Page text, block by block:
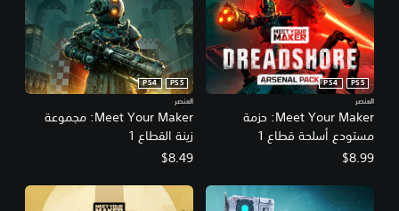
Meet Your Maker: حزمة
مستودع أسلحة قطاع 1
PS5
PS4
العنصر
$8.99
Meet Your Maker: مجموعة
زينة القطاع 1
PS5
PS4
العنصر
$8.49